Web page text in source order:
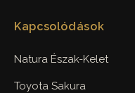
Kapcsolódások
Natura Észak-Kelet
Toyota Sakura